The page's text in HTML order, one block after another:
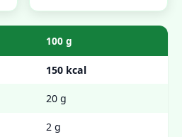
100 g
150 kcal
20 g
2 g